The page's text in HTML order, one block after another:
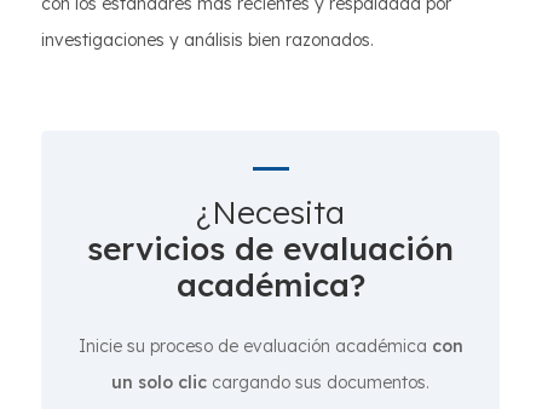
investigaciones y análisis bien razonados.
¿Necesita
servicios de evaluación
académica?
Inicie su proceso de evaluación académica con
un solo clic cargando sus documentos.